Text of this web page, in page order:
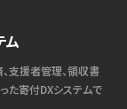
ム
支援者管理、領収書
た寄付DXシステムで